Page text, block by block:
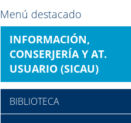
Menú destacado
INFORMACIÓN,
CONSERJERÍA Y AT.
USUARIO (SICAU)
BIBLIOTECA